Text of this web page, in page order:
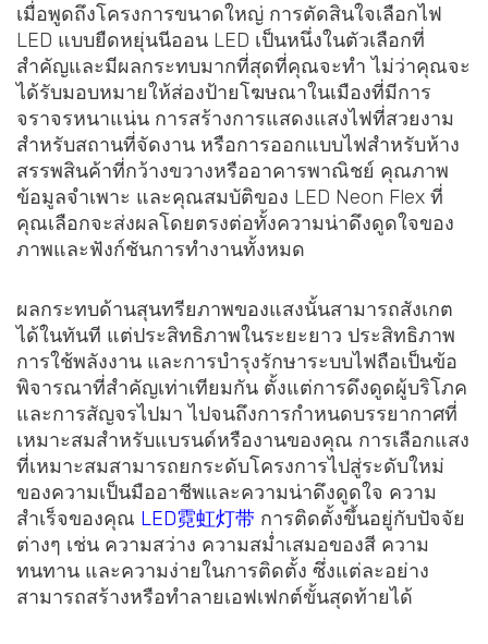
เมื่อพูดถึงโครงการขนาดใหญ่ การตัดสินใจเลือกไฟ
LED แบบยืดหยุ่นนีออน LED เป็นหนึ่งในตัวเลือกที่
สำคัญและมีผลกระทบมากที่สุดที่คุณจะทำ ไม่ว่าคุณจะ
ได้รับมอบหมายให้ส่องป้ายโฆษณาในเมืองที่มีการ
จราจรหนาแน่น การสร้างการแสดงแสงไฟที่สวยงาม
สำหรับสถานที่จัดงาน หรือการออกแบบไฟสำหรับห้าง
สรรพสินค้าที่กว้างขวางหรืออาคารพาณิชย์ คุณภาพ
ข้อมูลจำเพาะ และคุณสมบัติของ LED Neon Flex ที่
คุณเลือกจะส่งผลโดยตรงต่อทั้งความน่าดึงดูดใจของ
ภาพและฟังก์ชันการทำงานทั้งหมด
ผลกระทบด้านสุนทรียภาพของแสงนั้นสามารถสังเกต
ได้ในทันที แต่ประสิทธิภาพในระยะยาว ประสิทธิภาพ
การใช้พลังงาน และการบำรุงรักษาระบบไฟถือเป็นข้อ
พิจารณาที่สำคัญเท่าเทียมกัน ตั้งแต่การดึงดูดผู้บริโภค
และการสัญจรไปมา ไปจนถึงการกำหนดบรรยากาศที่
เหมาะสมสำหรับแบรนด์หรืองานของคุณ การเลือกแสง
ที่เหมาะสมสามารถยกระดับโครงการไปสู่ระดับใหม่
ของความเป็นมืออาชีพและความน่าดึงดูดใจ ความ
สำเร็จของคุณ LED霓虹灯带 การติดตั้งขึ้นอยู่กับปัจจัย
ต่างๆ เช่น ความสว่าง ความสม่ำเสมอของสี ความ
ทนทาน และความง่ายในการติดตั้ง ซึ่งแต่ละอย่าง
สามารถสร้างหรือทำลายเอฟเฟกต์ขั้นสุดท้ายได้